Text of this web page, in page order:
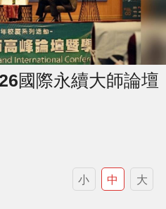
國際永續大師論壇
小 中 大